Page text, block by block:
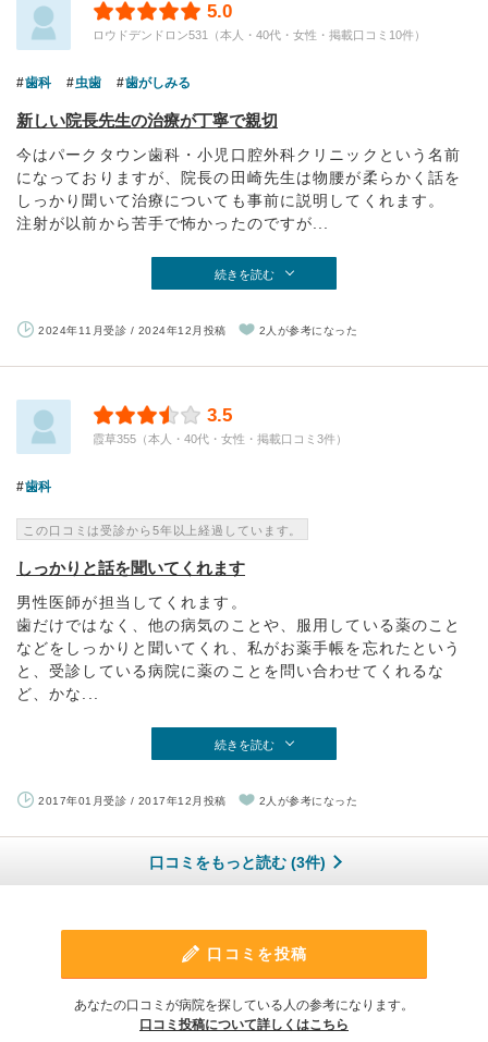
5.0
ロウドデンドロン531（本人・40代・女性・掲載口コミ10件）
歯科 虫歯 歯がしみる
新しい院長先生の治療が丁寧で親切
今はパークタウン歯科・小児口腔外科クリニックという名前
になっておりますが、院長の田崎先生は物腰が柔らかく話を
しっかり聞いて治療についても事前に説明してくれます。
注射が以前から苦手で怖かったのですが...
続きを読む
2024年11月受診 / 2024年12月投稿 2人が参考になった
3.5
霞草355（本人・40代・女性・掲載口コミ3件）
歯科
この口コミは受診から5年以上経過しています。
しっかりと話を聞いてくれます
男性医師が担当してくれます。
歯だけではなく、他の病気のことや、服用している薬のこと
などをしっかりと聞いてくれ、私がお薬手帳を忘れたという
と、受診している病院に薬のことを問い合わせてくれるな
ど、かな...
続きを読む
2017年01月受診 / 2017年12月投稿 2人が参考になった
口コミをもっと読む (3件)
口コミを投稿
あなたの口コミが病院を探している人の参考になります。
口コミ投稿について詳しくはこちら